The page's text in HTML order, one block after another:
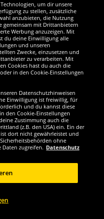
Fan!
Adolf-Ring 7, 04838 Eilenburg DE -
zzgl.
um dir unsere
zu stellen, zusätzliche
anzubieten, die Nutzung
gemeinsam mit Drittanbietern
Werbung anzuzeigen. Mit
du deine Einwilligung alle
und unseren
Zwecke, einzusetzen und
zu verarbeiten. Mit
Cookies hast du auch die
in den Cookie-Einstellungen
Datenschutzhinweisen
Einwilligung ist freiwillig, für
und du kannst diese
den Cookie-Einstellungen
Zustimmung auch die
(z.B. den USA) ein. Ein der
dort nicht gewährleistet und
ohne
zugreifen. Datenschutz